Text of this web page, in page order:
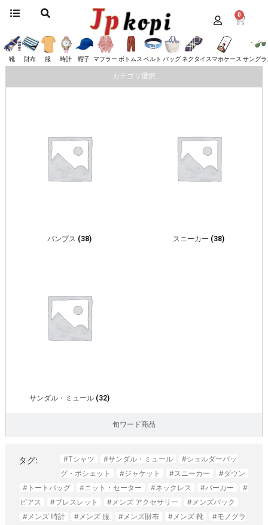
0
靴 財布 服 時計 帽子 マフラー ボトムス ベルト バッグネクタイ スマホケース サング
/ ルブタン
ルブタン
カテゴリ選択
旬ワード商品
パンプス (38) スニーカー (38)
サンダル・ミュール (32)
タグ: #Tシャツ #サンダル・ミュール
#ショルダーバッ
グ・ポシェット
#ジャケット #スニーカー
#ダウン
#トートバッグ
#ニット・セーター #ネックレス #パーカー
#
ピアス
#ブレスレット #メンズ アクセサリー
#メンズバック
#メンズ 時計
#メンズ 服 #メンズ財布 #メンズ 靴
#モノグラ